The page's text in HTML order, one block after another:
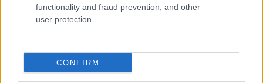
functionality and fraud prevention, and other
user protection.
CONFIRM
ΠΟΛΙΤΙΚΑ - ΜΙΚΡΑΣΙΑΤΙΚΑ